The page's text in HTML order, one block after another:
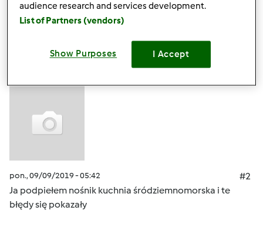
Zalogujlub
pon., 09/09/2019 - 05:42
#2
Ja podpiełem nośnik kuchnia śródziemnomorska i te
błędy się pokazały
audience research and services development.
List of Partners (vendors)
Show Purposes I Accept